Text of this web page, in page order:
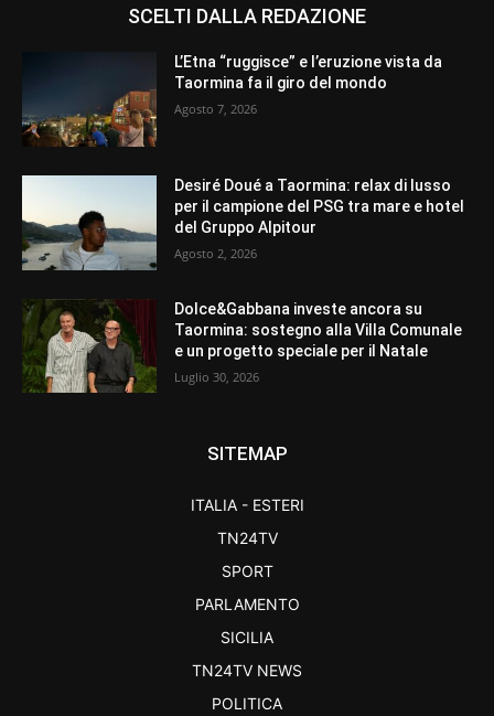
SCELTI DALLA REDAZIONE
L’Etna “ruggisce” e l’eruzione vista da
Taormina fa il giro del mondo
Agosto 7, 2026
Desiré Doué a Taormina: relax di lusso
per il campione del PSG tra mare e hotel
del Gruppo Alpitour
Agosto 2, 2026
Dolce&Gabbana investe ancora su
Taormina: sostegno alla Villa Comunale
e un progetto speciale per il Natale
Luglio 30, 2026
SITEMAP
ITALIA - ESTERI
TN24TV
SPORT
PARLAMENTO
SICILIA
TN24TV NEWS
POLITICA